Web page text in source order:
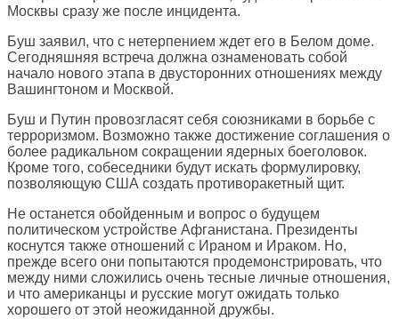
Москвы сразу же после инцидента.
Буш заявил, что с нетерпением ждет его в Белом доме.
Сегодняшняя встреча должна ознаменовать собой
начало нового этапа в двусторонних отношениях между
Вашингтоном и Москвой.
Буш и Путин провозгласят себя союзниками в борьбе с
терроризмом. Возможно также достижение соглашения о
более радикальном сокращении ядерных боеголовок.
Кроме того, собеседники будут искать формулировку,
позволяющую США создать противоракетный щит.
Не останется обойденным и вопрос о будущем
политическом устройстве Афганистана. Президенты
коснутся также отношений с Ираном и Ираком. Но,
прежде всего они попытаются продемонстрировать, что
между ними сложились очень тесные личные отношения,
и что американцы и русские могут ожидать только
хорошего от этой неожиданной дружбы.